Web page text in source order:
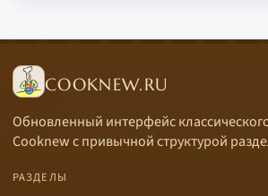
COOKNEW.RU
Обновленный интерфейс
Cooknew с привычной структурой
РАЗДЕЛЫ